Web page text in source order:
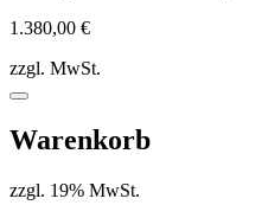
1.380,00 €
zzgl. MwSt.
Warenkorb
zzgl. 19% MwSt.